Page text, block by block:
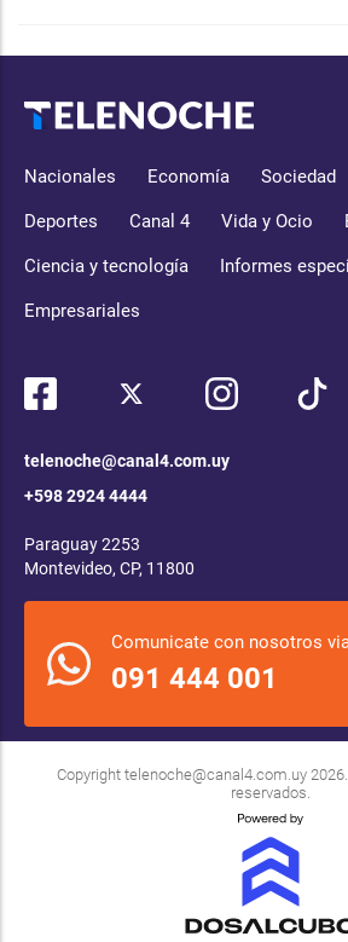
Nacionales Economía Sociedad
Deportes Canal 4 Vida y Ocio
Ciencia y tecnología Informes
Empresariales
telenoche@canal4.com.uy
+598 2924 4444
Paraguay 2253
Montevideo, CP, 11800
Comunicate con nosotros
091 444 001
Copyright telenoche@canal4.com.uy
reservados.